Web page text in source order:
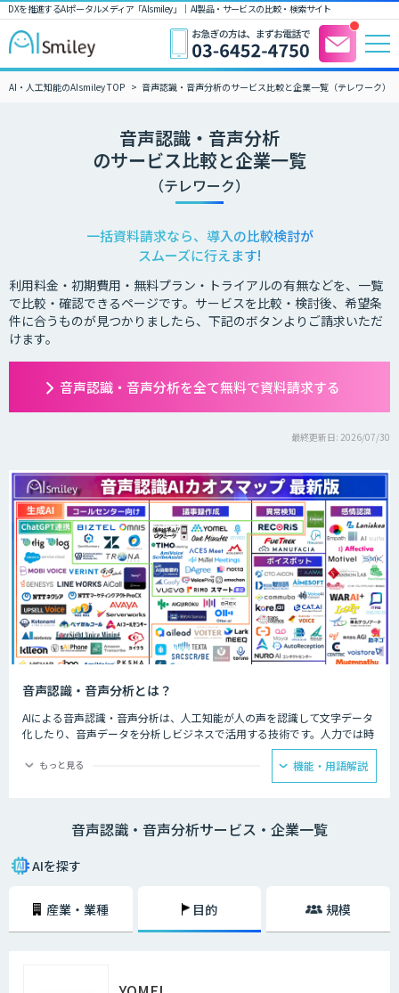
DXを推進するAIポータルメディア「AIsmiley」｜ AI製品・サービスの比較・検索サイト
AI・人工知能のAIsmiley TOP 音声認識・音声分析のサービス比較と企業一覧（テレワーク）
音声認識・音声分析
のサービス比較と企業一覧
（テレワーク）
一括資料請求なら、導入の比較検討が
スムーズに行えます!
利用料金・初期費用・無料プラン・トライアルの有無などを、一覧
で比較・確認できるページです。サービスを比較・検討後、希望条
件に合うものが見つかりましたら、下記のボタンよりご請求いただ
けます。
音声認識・音声分析を全て無料で資料請求する
最終更新日: 2026/07/30
音声認識・音声分析とは？
AIによる音声認識・音声分析は、人工知能が人の声を認識して文字データ
化したり、音声データを分析しビジネスで活用する技術です。人力では時
間と労力がかかる議事録の文字起こしやお客様との通話データ分析などを
AIが代行してくれます。
はお客様との通話記録を自動的にテキスト化するなど様々な場面で活用で
もっと見る 機能・用語解説
音声認識・音声分析サービス・企業一覧
AIを探す
産業・業種 目的 規模